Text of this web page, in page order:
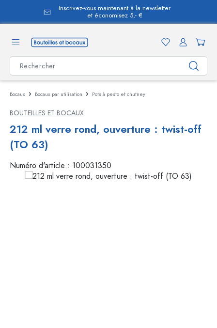
principal
Inscrivez-vous maintenant à la newsletter
et économisez 5,- €
Bocaux Bocaux par utilisation Pots à pesto et chutney
BOUTEILLES ET BOCAUX
212 ml verre rond, ouverture : twist-off
(TO 63)
Numéro d'article : 100031350